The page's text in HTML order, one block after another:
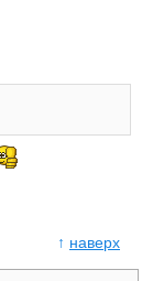
↑ наверх